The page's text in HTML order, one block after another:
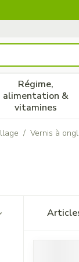
menu pour
Régime,
alimentation &
vitamines
Afficher
/ Vernis à